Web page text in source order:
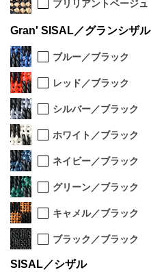
ブリリアントベージュ
Gran' SISAL／グランシザル
ブルー／ブラック
レッド／ブラック
シルバー／ブラック
ホワイト／ブラック
ネイビー／ブラック
グリーン／ブラック
キャメル／ブラック
ブラック／ブラック
SISAL／シザル